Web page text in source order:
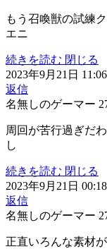
もう召喚獣の試練
エニ
続きを読む 閉じる
2023年9月21日 11:06
返信
名無しのゲーマー
周回が苦行過ぎだ
し
続きを読む 閉じる
2023年9月21日 00:18
返信
名無しのゲーマー
正直いろんな素材